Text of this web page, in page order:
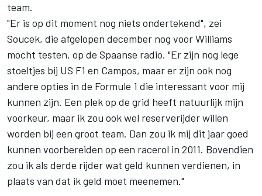
team.
"Er is op dit moment nog niets ondertekend", zei
Soucek, die afgelopen december nog voor Williams
mocht testen, op de Spaanse radio. "Er zijn nog lege
stoeltjes bij US F1 en Campos, maar er zijn ook nog
andere opties in de Formule 1 die interessant voor mij
kunnen zijn. Een plek op de grid heeft natuurlijk mijn
voorkeur, maar ik zou ook wel reserverijder willen
worden bij een groot team. Dan zou ik mij dit jaar goed
kunnen voorbereiden op een racerol in 2011. Bovendien
zou ik als derde rijder wat geld kunnen verdienen, in
plaats van dat ik geld moet meenemen."